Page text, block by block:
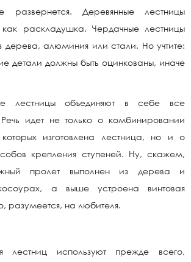
развернется. Деревянные лестницы
как раскладушка. Чердачные лестницы
дерева, алюминия или стали. Но учтите:
детали должны быть оцинкованы, иначе
лестницы объединяют в себе все
идет не только о комбинировании
изготовлена лестница, но и о
крепления ступеней. Ну, скажем,
пролет выполнен из дерева и
а выше устроена винтовая
разумеется, на любителя.
лестниц используют прежде всего,